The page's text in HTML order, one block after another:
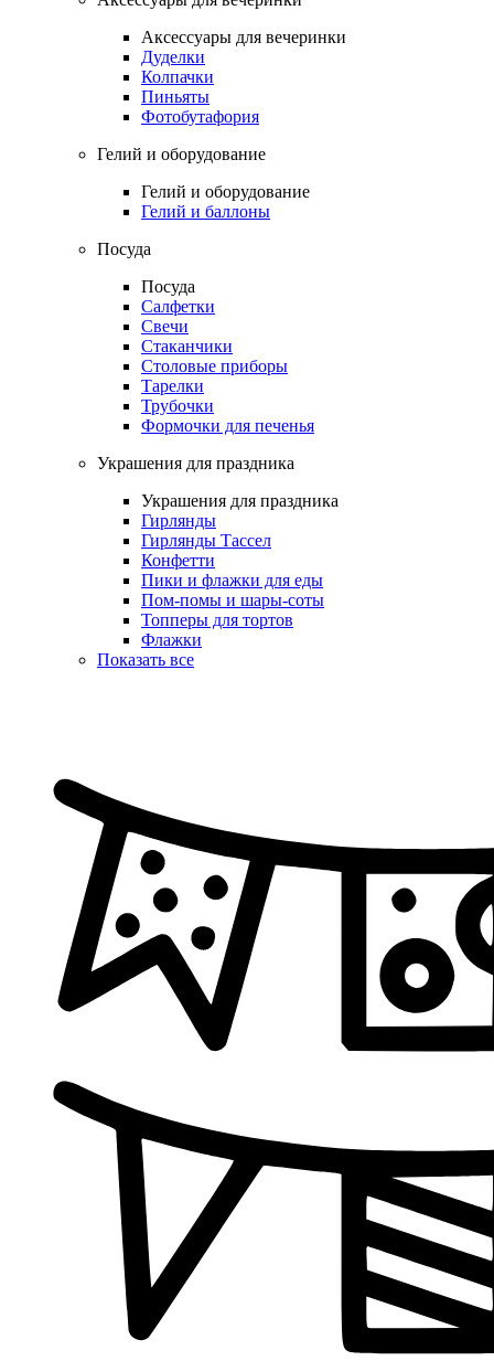
Аксессуары для вечеринки
Дуделки
Колпачки
Пиньяты
Фотобутафория
Гелий и оборудование
Гелий и оборудование
Гелий и баллоны
Посуда
Посуда
Салфетки
Свечи
Стаканчики
Столовые приборы
Тарелки
Трубочки
Формочки для печенья
Украшения для праздника
Украшения для праздника
Гирлянды
Гирлянды Тассел
Конфетти
Пики и флажки для еды
Пом-помы и шары-соты
Топперы для тортов
Флажки
Показать все